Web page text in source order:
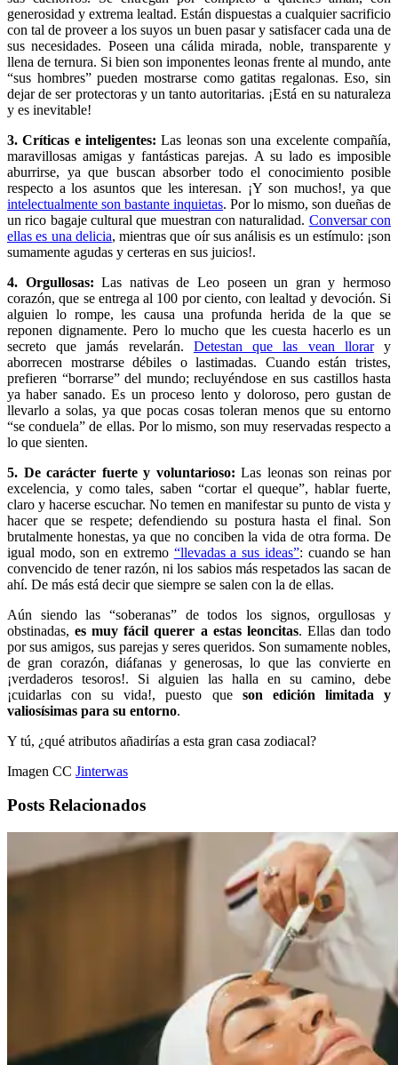
generosidad y extrema lealtad. Están dispuestas a cualquier sacrificio
con tal de proveer a los suyos un buen pasar y satisfacer cada una de
sus necesidades. Poseen una cálida mirada, noble, transparente y
llena de ternura. Si bien son imponentes leonas frente al mundo, ante
“sus hombres” pueden mostrarse como gatitas regalonas. Eso, sin
dejar de ser protectoras y un tanto autoritarias. ¡Está en su naturaleza
y es inevitable!
3. Críticas e inteligentes:Las leonas son una excelente compañía,
maravillosas amigas y fantásticas parejas. A su lado es imposible
aburrirse, ya que buscan absorber todo el conocimiento posible
respecto a los asuntos que les interesan. ¡Y son muchos!, ya que
intelectualmente son bastante inquietas. Por lo mismo, son dueñas de
un rico bagaje cultural que muestran con naturalidad. Conversar con
ellas es una delicia, mientras que oír sus análisis es un estímulo: ¡son
sumamente agudas y certeras en sus juicios!.
4. Orgullosas: Las nativas de Leo poseen un gran y hermoso
corazón, que se entrega al 100 por ciento, con lealtad y devoción. Si
alguien lo rompe, les causa una profunda herida de la que se
reponen dignamente. Pero lo mucho que les cuesta hacerlo es un
secreto que jamás revelarán. Detestan que las vean llorary
aborrecen mostrarse débiles o lastimadas. Cuando están tristes,
prefieren “borrarse” del mundo; recluyéndose en sus castillos hasta
ya haber sanado. Es un proceso lento y doloroso, pero gustan de
llevarlo a solas, ya que pocas cosas toleran menos que su entorno
“se conduela” de ellas. Por lo mismo, son muy reservadas respecto a
lo que sienten.
5. De carácter fuerte y voluntarioso: Las leonas son reinas por
excelencia, y como tales, saben “cortar el queque”, hablar fuerte,
claro y hacerse escuchar. No temen en manifestar su punto de vista y
hacer que se respete; defendiendo su postura hasta el final. Son
brutalmente honestas, ya que no conciben la vida de otra forma. De
igual modo, son en extremo “llevadas a sus ideas”: cuando se han
convencido de tener razón, ni los sabios más respetados las sacan de
ahí. De más está decir que siempre se salen con la de ellas.
Aún siendo las “soberanas” de todos los signos, orgullosas y
obstinadas,es muy fácil querer a estas leoncitas. Ellas dan todo
por sus amigos, sus parejas y seres queridos. Son sumamente nobles,
de gran corazón, diáfanas y generosas, lo que las convierte en
¡verdaderos tesoros!. Si alguien las halla en su camino, debe
¡cuidarlas con su vida!, puesto que son edición limitada y
valiosísimas para su entorno.
Y tú, ¿qué atributos añadirías a esta gran casa zodiacal?
Imagen CC Jinterwas
Posts Relacionados